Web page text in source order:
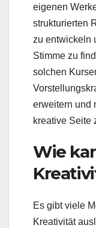
eigenen
strukturierten
zu entwickeln
Stimme zu
solchen
erweitern und
kreative Seite
Wie
Es gibt viele
Kreativität